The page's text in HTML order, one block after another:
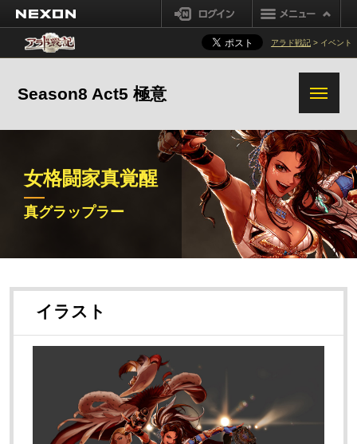
ログイン
アラド戦記 > イベント
Season8 Act5 極意
真ネンマスター 真ストライカー
真喧嘩屋 真グラップラー
女格闘家真覚醒
真グラップラー
イラスト